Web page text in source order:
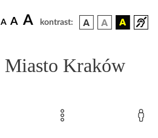
A A A kontrast:
Miasto Kraków